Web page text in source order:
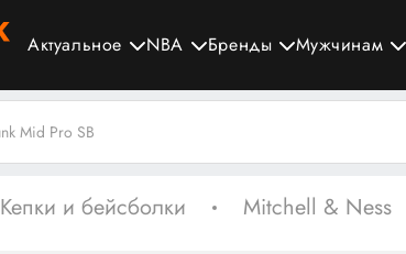
Актуальное NBA Бренды Мужчинам
Кепки и бейсболки Mitchell & Ness